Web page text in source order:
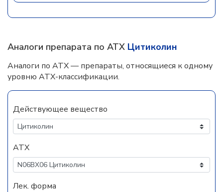
Аналоги препарата по АТХ Цитиколин
Аналоги по АТХ — препараты, относящиеся к одному
уровню АТХ-классификации.
Действующее вещество
АТХ
Лек. форма